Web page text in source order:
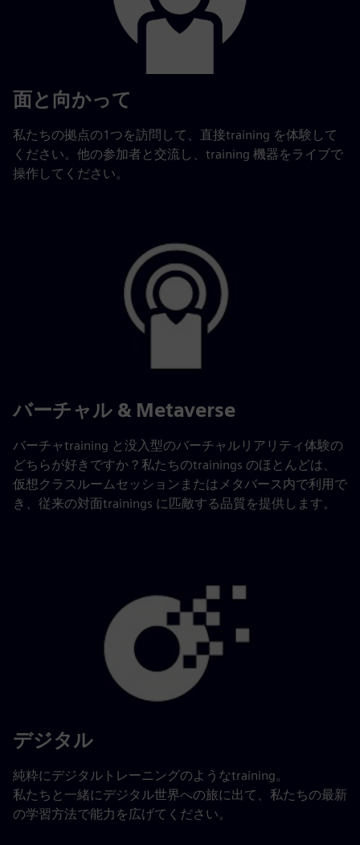
面と向かって
私たちの拠点の1つを訪問して、直接training を体験して
ください。他の参加者と交流し、training 機器をライブで
操作してください。
バーチャル & Metaverse
バーチャtraining と没入型のバーチャルリアリティ体験の
どちらが好きですか？私たちのtrainings のほとんどは、
仮想クラスルームセッションまたはメタバース内で利用で
き、従来の対面trainings に匹敵する品質を提供します。
デジタル
純粋にデジタルトレーニングのようなtraining。
私たちと一緒にデジタル世界への旅に出て、私たちの最新
の学習方法で能力を広げてください。